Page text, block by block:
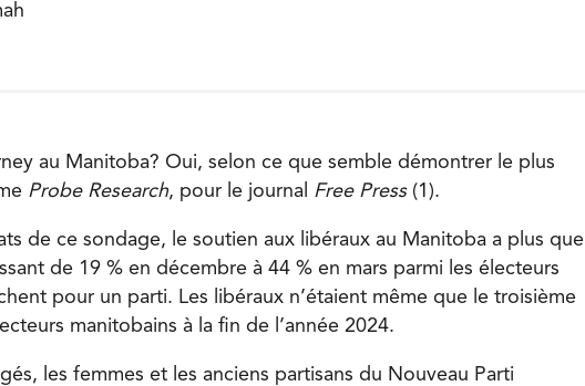
au Manitoba? Oui, selon ce que semble démontrer le plus
Probe Research, pour le journal Free Press(1).
de ce sondage, le soutien aux libéraux au Manitoba a plus que
de 19 % en décembre à 44 % en mars parmi les électeurs
pour un parti. Les libéraux n’étaient même que le troisième
manitobains à la fin de l’année 2024.
les femmes et les anciens partisans du Nouveau Parti